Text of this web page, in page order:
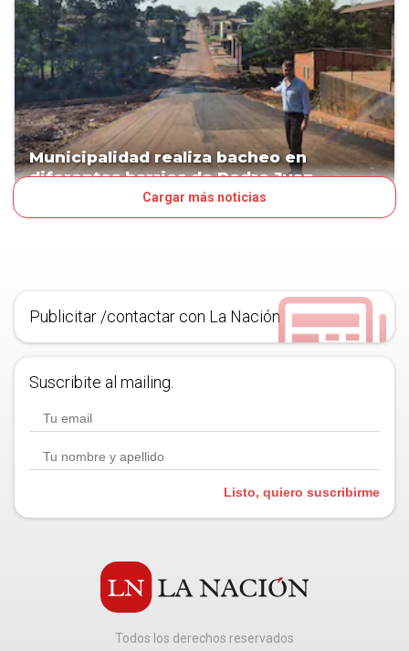
Municipalidad realiza bacheo en
diferentes barrios de Pedro Juan
Cargar más noticias
Publicitar /contactar con La Nación
Suscribite al mailing.
Listo, quiero suscribirme
Todos los derechos reservados